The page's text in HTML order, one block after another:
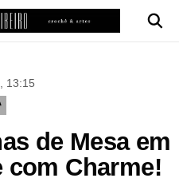
13:15
de Mesa em
com Charme!